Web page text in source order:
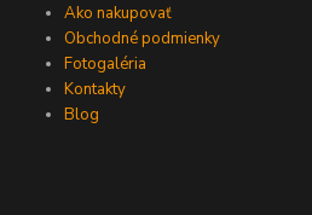
Ako nakupovať
Obchodné podmienky
Fotogaléria
Kontakty
Blog